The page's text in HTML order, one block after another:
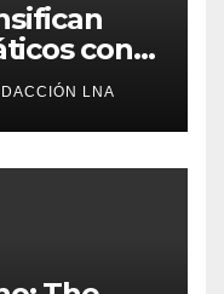
con
para
Ormuz
LNA